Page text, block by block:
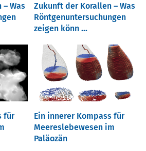
Was
Zukunft der Korallen – Was
Röntgenuntersuchungen
zeigen könn ...
für
Ein innerer Kompass für
Meereslebewesen im
Paläozän